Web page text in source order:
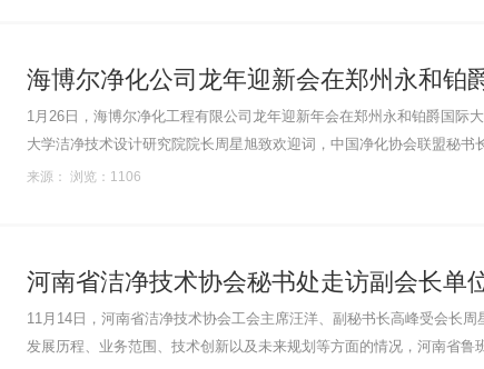
海博尔净化公司龙年迎新会在郑州永和铂
1月26日，海博尔净化工程有限公司龙年迎新年会在郑州永和铂爵国际
大学洁净技术设计研究院院长周星旭致欢迎词，中国净化协会联盟秘
长、郑州大学建环系书记李洪欣代表嘉宾致贺词。海博尔员工和合......
来源： 浏览：1106
河南省洁净技术协会秘书处走访副会长单
11月14日，河南省洁净技术协会工会主席汪洋、副秘书长高峰受会长
发展历程、业务范围、技术创新以及未来规划等方面的情况，河南省鲁班集团